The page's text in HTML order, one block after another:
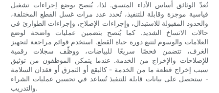
تُعدّ الوثائق أساس الأداء المتسق. لذا، يُنصح بوضع إجراءات تشغيل
قياسية موجزة وقابلة للتنفيذ، تُحدد عدد مرات غسل القطع المختلفة،
والحدود المقبولة للاستبدال، وإجراءات الإصلاح، وإجراءات الطوارئ في
حالات الاتساخ الشديد. كما يُنصح بتضمين عمليات واضحة لوضع
العلامات والوسوم لتتبع دورة حياة القطع. استخدم قوائم مراجعة لتجهيز
الغرف، تتضمن فحصًا سريعًا للبياضات، ووظّف سجلات رقمية
للإصلاحات والإخراج من الخدمة. عندما يتمكن الموظفون من توثيق
سبب إخراج قطعة ما من الخدمة - كالبقع أو التمزق أو فقدان السلامة
- ستحصل على بيانات قابلة للتنفيذ تُساعد في تحسين عمليات الشراء
والتدريب.